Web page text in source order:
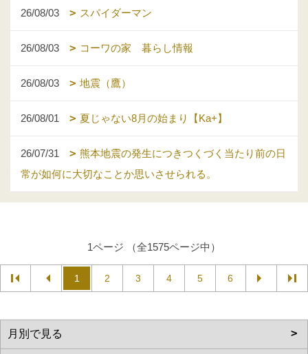
26/08/03 スパイダーマン
26/08/03 コーワの家 暮らし情報
26/08/03 地震（鷹）
26/08/01 夏じゃない8月の始まり【Ka+】
26/07/31
熊本地震の発生につきつくづく当たり前の日
常が如何に大切なことか思いさせられる。
1ページ （全1575ページ中）
1 2 3 4 5 6